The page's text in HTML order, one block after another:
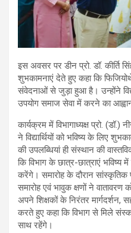
इस अवसर पर डीन प्रो. डॉ. कीर्ति
शुभकामनाएं देते हुए कहा कि
संवेदनाओं से जुड़ा हुआ है। उन्होंने
उपयोग समाज सेवा में करने का
कार्यक्रम में विभागाध्यक्ष प्रो. (डॉ.)
ने विद्यार्थियों को भविष्य के लिए
की उपलब्धियां ही संस्थान की
कि विभाग के छात्र-छात्राएं भविष्य
करेंगे। समारोह के दौरान सांस्कृतिक
समारोह एवं भावुक क्षणों ने वातावरण
अपने शिक्षकों के निरंतर मार्गदर्शन,
करते हुए कहा कि विभाग से मिले
साथ रहेंगे।